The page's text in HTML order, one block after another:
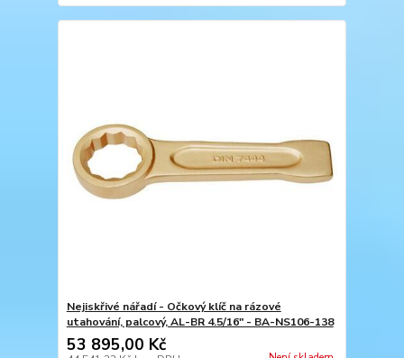
Nejiskřivé nářadí - Očkový klíč na rázové
utahování, palcový, AL-BR 4.5/16" - BA-NS106-138
53 895,00 Kč